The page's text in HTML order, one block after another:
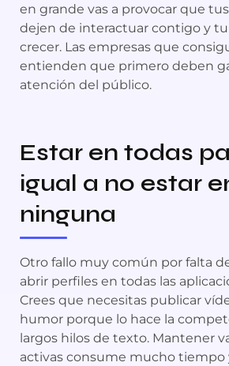
en grande vas a provocar que
dejen de interactuar contigo y
crecer. Las empresas que
entienden que primero deben
atención del público.
Estar en todas
igual a no estar
ninguna
Otro fallo muy común por falta
abrir perfiles en todas las
Crees que necesitas publicar
humor porque lo hace la
largos hilos de texto. Mantener
activas consume mucho tiempo